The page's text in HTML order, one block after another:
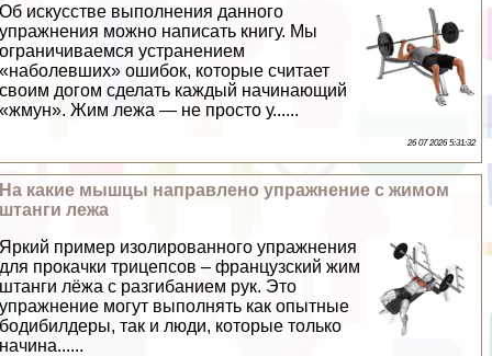
Об искусстве выполнения данного
упражнения можно написать книгу. Мы
ограничиваемся устранением
«наболевших» ошибок, которые считает
своим догом сделать каждый начинающий
«жмун». Жим лежа — не просто у......
26 07 2026 5:31:32
На какие мышцы направлено упражнение с жимом
штанги лежа
Яркий пример изолированного упражнения
для прокачки трицепсов – французский жим
штанги лёжа с разгибанием рук. Это
упражнение могут выполнять как опытные
бодибилдеры, так и люди, которые только
начина......